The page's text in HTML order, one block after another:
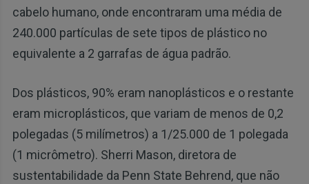
cabelo humano, onde encontraram uma média de
240.000 partículas de sete tipos de plástico no
equivalente a 2 garrafas de água padrão.
Dos plásticos, 90% eram nanoplásticos e o restante
eram microplásticos, que variam de menos de 0,2
polegadas (5 milímetros) a 1/25.000 de 1 polegada
(1 micrômetro). Sherri Mason, diretora de
sustentabilidade da Penn State Behrend, que não